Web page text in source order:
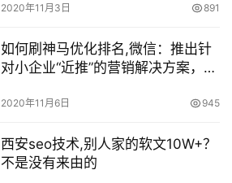
2020年11月3日 891
如何刷神马优化排名,微信：推出针
对小企业“近推”的营销解决方案，以
2020年11月6日 945
西安seo技术,别人家的软文10W+？
不是没有来由的